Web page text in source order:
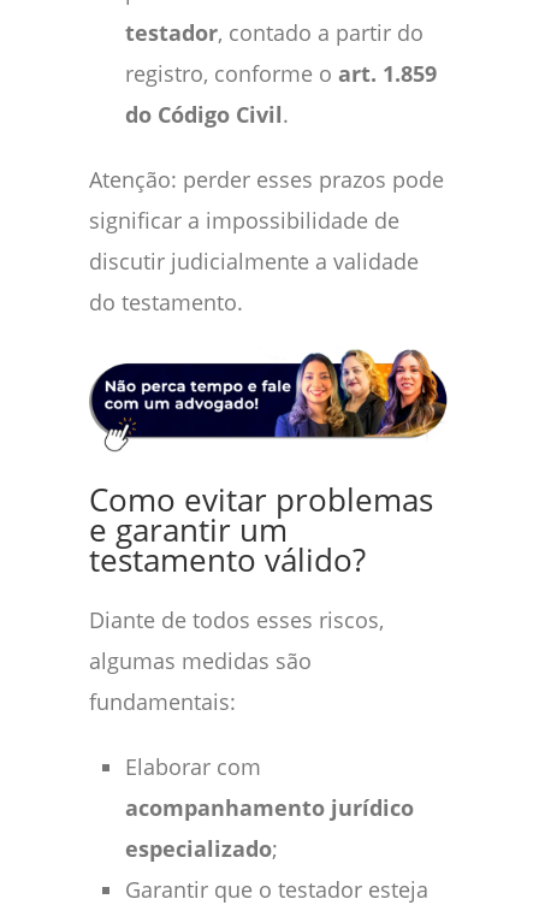
testador, contado a partir do
registro, conforme o art. 1.859
do Código Civil.
Atenção: perder esses prazos pode
significar a impossibilidade de
discutir judicialmente a validade
do testamento.
Como evitar problemas
e garantir um
testamento válido?
Diante de todos esses riscos,
algumas medidas são
fundamentais:
Elaborar com
acompanhamento jurídico
especializado;
Garantir que o testador esteja